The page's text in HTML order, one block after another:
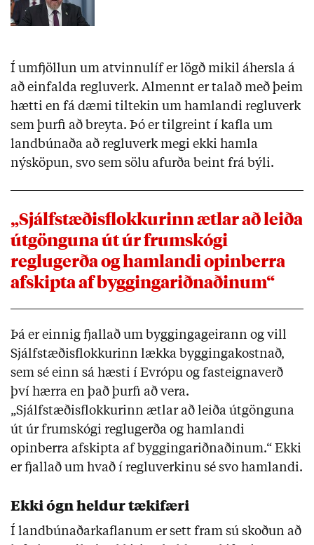
Í umfjöllun um atvinnulíf er lögð mikil áhersla á
að einfalda regluverk. Almennt er talað með þeim
hætti en fá dæmi tiltekin um hamlandi regluverk
sem þurfi að breyta. Þó er tilgreint í kafla um
landbúnaða að regluverk megi ekki hamla
nýsköpun, svo sem sölu afurða beint frá býli.
„Sjálfstæðisflokkurinn ætlar að leiða
útgönguna út úr frumskógi
reglugerða og hamlandi opinberra
afskipta af byggingariðnaðinum“
Þá er einnig fjallað um byggingageirann og vill
Sjálfstæðisflokkurinn lækka byggingakostnað,
sem sé einn sá hæsti í Evrópu og fasteignaverð
því hærra en það þurfi að vera.
„Sjálfstæðisflokkurinn ætlar að leiða útgönguna
út úr frumskógi reglugerða og hamlandi
opinberra afskipta af byggingariðnaðinum.“ Ekki
er fjallað um hvað í regluverkinu sé svo hamlandi.
Ekki ógn heldur tækifæri
Í landbúnaðarkaflanum er sett fram sú skoðun að